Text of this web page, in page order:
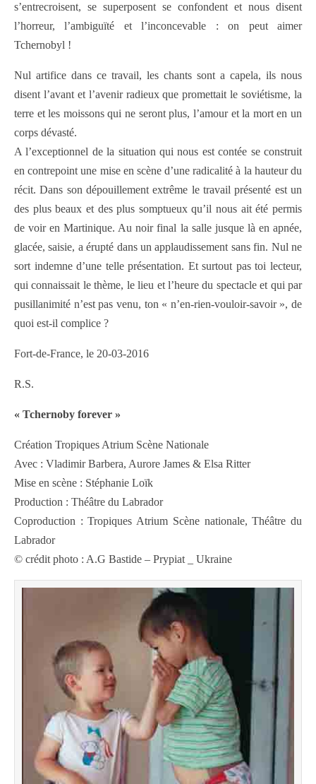
s’entrecroisent, se superposent se confondent et nous disent
l’horreur, l’ambiguïté et l’inconcevable : on peut aimer
Tchernobyl !
Nul artifice dans ce travail, les chants sont a capela, ils nous
disent l’avant et l’avenir radieux que promettait le soviétisme, la
terre et les moissons qui ne seront plus, l’amour et la mort en un
corps dévasté.
A l’exceptionnel de la situation qui nous est contée se construit
en contrepoint une mise en scène d’une radicalité à la hauteur du
récit. Dans son dépouillement extrême le travail présenté est un
des plus beaux et des plus somptueux qu’il nous ait été permis
de voir en Martinique. Au noir final la salle jusque là en apnée,
glacée, saisie, a érupté dans un applaudissement sans fin. Nul ne
sort indemne d’une telle présentation. Et surtout pas toi lecteur,
qui connaissait le thème, le lieu et l’heure du spectacle et qui par
pusillanimité n’est pas venu, ton « n’en-rien-vouloir-savoir », de
quoi est-il complice ?
Fort-de-France, le 20-03-2016
R.S.
« Tchernoby forever »
Création Tropiques Atrium Scène Nationale
Avec : Vladimir Barbera, Aurore James & Elsa Ritter
Mise en scène : Stéphanie Loïk
Production : Théâtre du Labrador
Coproduction : Tropiques Atrium Scène nationale, Théâtre du
Labrador
© crédit photo : A.G Bastide – Prypiat _ Ukraine